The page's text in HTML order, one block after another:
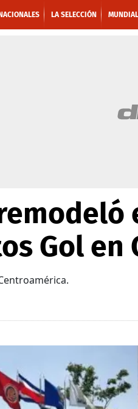
LA SELECCIÓN
Gol en